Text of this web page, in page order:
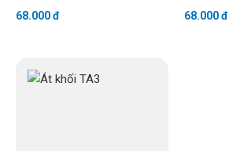
68.000 đ 68.000 đ